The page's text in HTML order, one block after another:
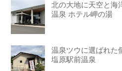
北の大地に天空と海
温泉 ホテル岬の湯
温泉ツウに選ばれた
塩原駅前温泉